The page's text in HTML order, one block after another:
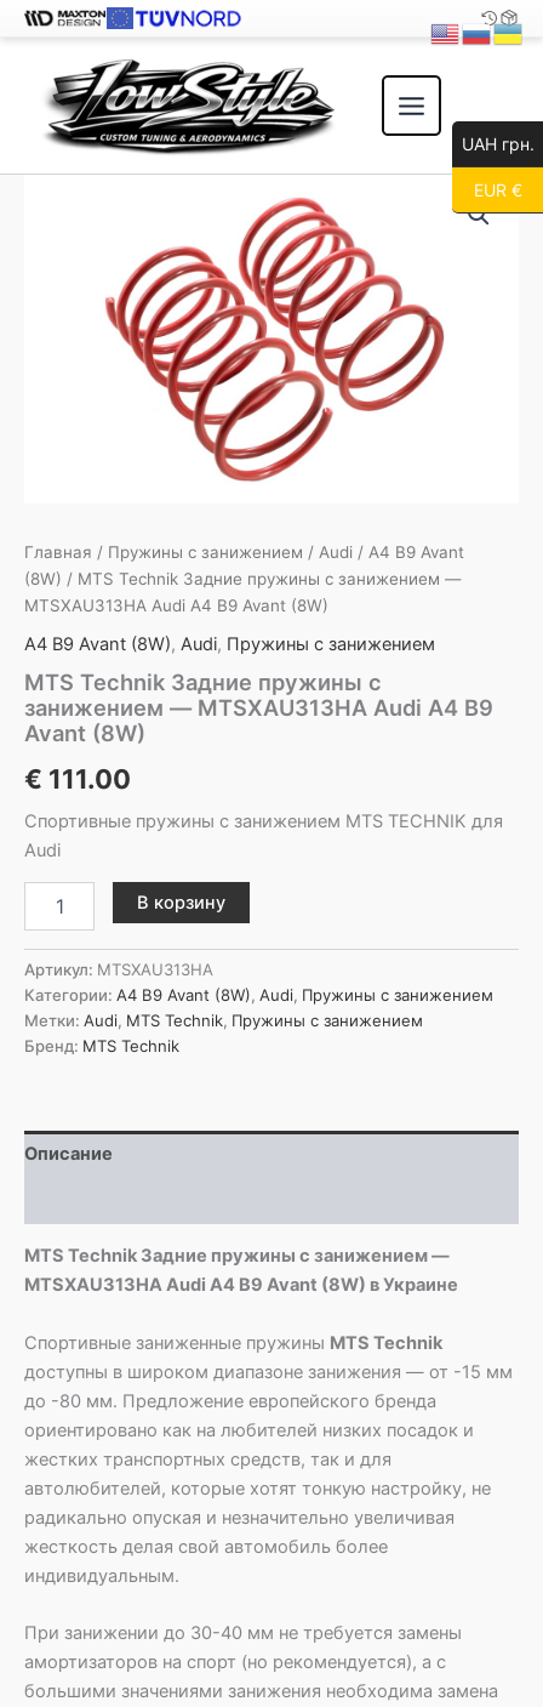
содержимому
Главная / Пружины с занижением / Audi / A4 B9 Avant
(8W) / MTS Technik Задние пружины с занижением —
MTSXAU313HA Audi A4 B9 Avant (8W)
A4 B9 Avant (8W), Audi, Пружины с занижением
MTS Technik Задние пружины с
занижением — MTSXAU313HA Audi A4 B9
Avant (8W)
€ 111.00
Спортивные пружины с занижением MTS TECHNIK для
Audi
товара
Technik
Задние
пружины
с
занижением
Audi
A4
В корзину
Артикул: MTSXAU313HA
Категории: A4 B9 Avant (8W), Audi, Пружины с занижением
Метки: Audi, MTS Technik, Пружины с занижением
Бренд: MTS Technik
Описание
MTS Technik Задние пружины с занижением —
MTSXAU313HA Audi A4 B9 Avant (8W) в Украине
Спортивные заниженные пружины MTS Technik
доступны в широком диапазоне занижения — от -15 мм
до -80 мм. Предложение европейского бренда
ориентировано как на любителей низких посадок и
жестких транспортных средств, так и для
автолюбителей, которые хотят тонкую настройку, не
радикально опуская и незначительно увеличивая
жесткость делая свой автомобиль более
индивидуальным.
При занижении до 30-40 мм не требуется замены
амортизаторов на спорт (но рекомендуется), а с
большими значениями занижения необходима замена
UAH грн.
EUR €